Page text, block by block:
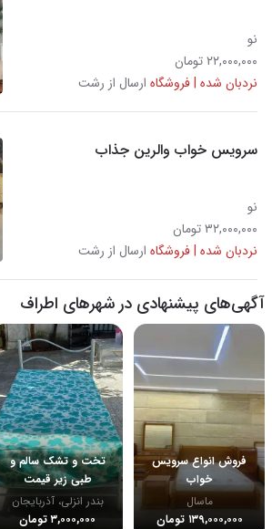
نو
۲۲,۰۰۰,۰۰۰ تومان
نردبان شده | فروشگاه ارسال از رشت
سرویس خواب والرین جذاب
نو
۳۲,۰۰۰,۰۰۰ تومان
نردبان شده | فروشگاه ارسال از رشت
آگهی‌های پیشنهادی در شهرهای اطراف
فروش انواع سرویس
خواب
ماسال
۱۳۹,۰۰۰,۰۰۰ تومان
تخت و تشک سالم و
طبی زیر قیمت
بندر انزلی، آذربایجان
۳,۰۰۰,۰۰۰ تومان